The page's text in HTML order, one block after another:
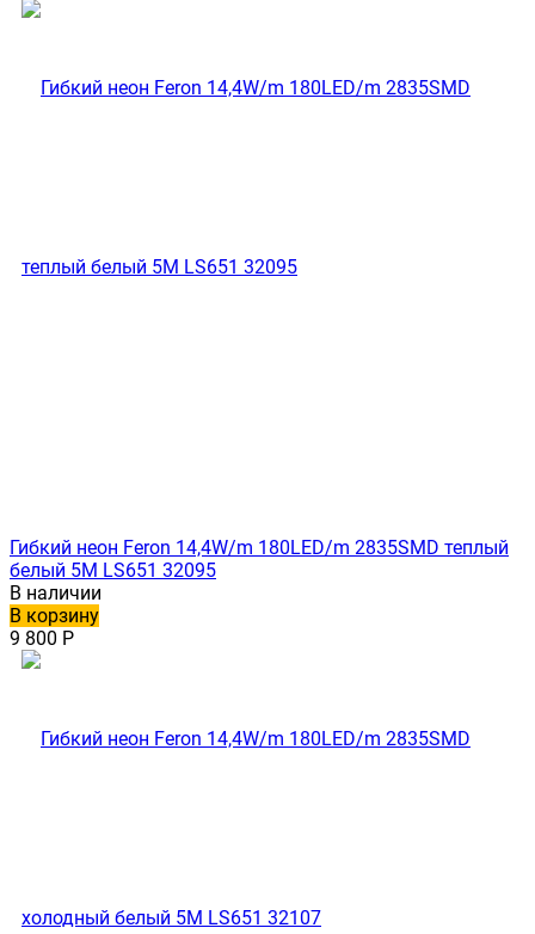
Гибкий неон Feron 14,4W/m 180LED/m 2835SMD теплый
белый 5M LS651 32095
В наличии
В корзину
9 800 Р